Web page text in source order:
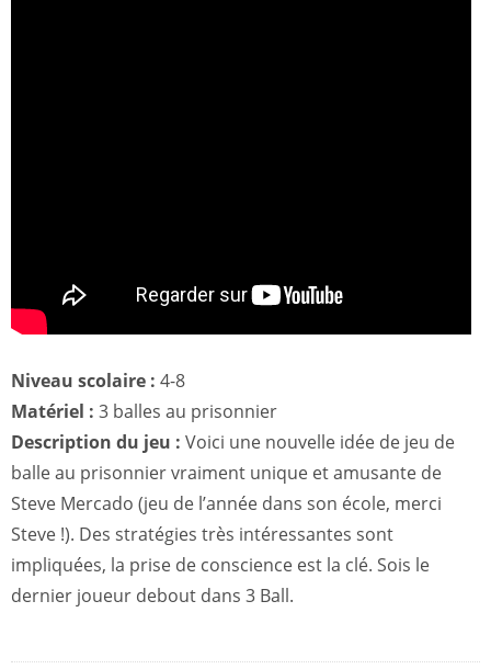
Niveau scolaire : 4-8
Matériel : 3 balles au prisonnier
Description du jeu : Voici une nouvelle idée de jeu de
balle au prisonnier vraiment unique et amusante de
Steve Mercado (jeu de l’année dans son école, merci
Steve !). Des stratégies très intéressantes sont
impliquées, la prise de conscience est la clé. Sois le
dernier joueur debout dans 3 Ball.